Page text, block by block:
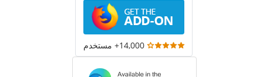
14,000+ مستخدم